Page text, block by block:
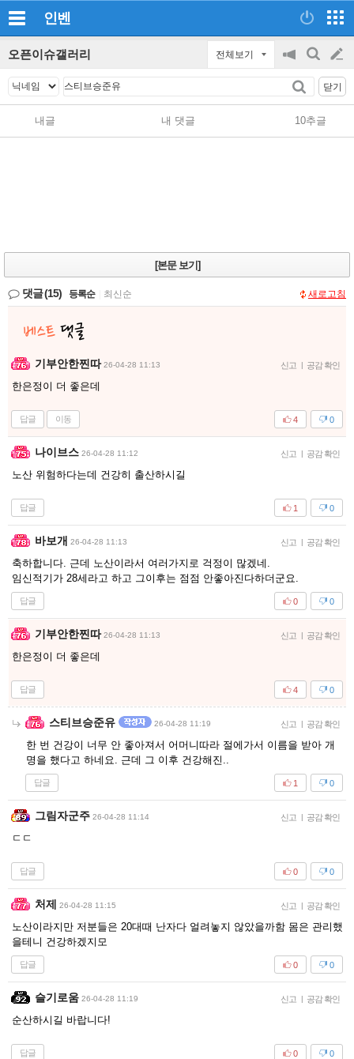
인벤
오픈이슈갤러리 전체보기
공
지
on/off
검
글
쓰
닫기
내글 내 댓글 10추글
[본문 보기]
댓글(15) 등록순 최신순 새로고침
기부안한찐따 26-04-28 11:13 신고 | 공감 확인
한은정이 더 좋은데
답글 이동 0
4
나이브스 26-04-28 11:12 신고 | 공감 확인
노산 위험하다는데 건강히 출산하시길
답글 0
1
바보개 26-04-28 11:13 신고 | 공감 확인
축하합니다. 근데 노산이라서 여러가지로 걱정이 많겠네.
임신적기가 28세라고 하고 그이후는 점점 안좋아진다하더군요.
답글 0
0
기부안한찐따 26-04-28 11:13 신고 | 공감 확인
한은정이 더 좋은데
답글 0
4
스티브승준유 26-04-28 11:19 신고 | 공감 확인
한 번 건강이 너무 안 좋아져서 어머니따라 절에가서 이름을 받아 개
명을 했다고 하네요. 근데 그 이후 건강해진..
답글 0
1
그림자군주 26-04-28 11:14 신고 | 공감 확인
ㄷㄷ
답글 0
0
처제 26-04-28 11:15 신고 | 공감 확인
노산이라지만 저분들은 20대때 난자다 얼려놓지 않았을까함 몸은 관리했
을테니 건강하겠지모
답글 0
0
슬기로움 26-04-28 11:19 신고 | 공감 확인
순산하시길 바랍니다!
답글 0
0